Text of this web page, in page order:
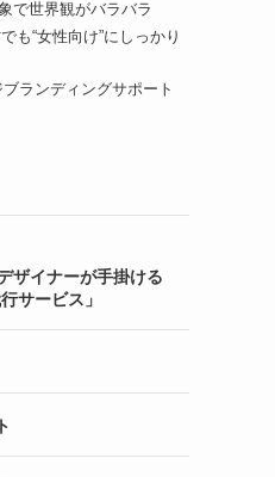
で世界観がバラバラ
も“女性向け”にしっかり
ランディングサポート
ザイナーが手掛ける
サービス」